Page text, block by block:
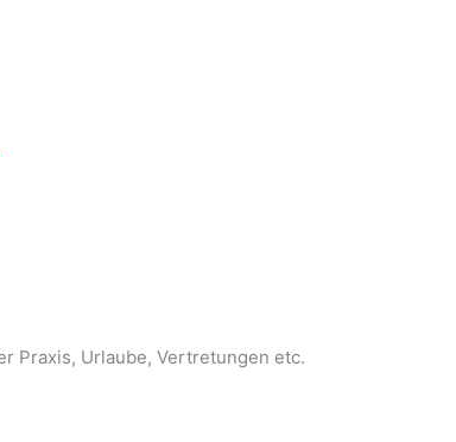
Praxis, Urlaube, Vertretungen etc.